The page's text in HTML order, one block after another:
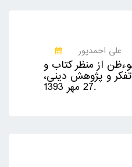
علی احمدپور
از منظر کتاب و
و پژوهش دینی،
27 مهر 1393.